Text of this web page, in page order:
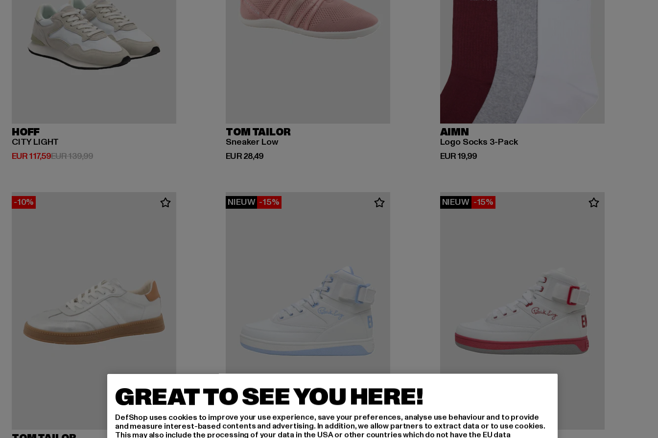
HOFF
CITY LIGHT
EUR 117,59
Huidige prijs: EUR 117,59
EUR 139,99Actieprijs: EUR 139,99
TOM TAILOR
Sneaker Low
EUR 28,49
Huidige prijs: EUR 28,49
AIMN
Logo Socks 3-Pack
EUR 19,99
Huidige prijs: EUR 19,99
-10% NIEUW -15% NIEUW -15%
GREAT TO SEE YOU HERE!
DefShop uses cookies to improve your use experience, save your preferences, analyse use behaviour and to provide
and measure interest-based contents and advertising. In addition, we allow partners to extract data or to use cookies.
This may also include the processing of your data in the USA or other countries which do not have the EU data